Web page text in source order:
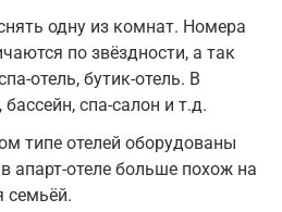
одну из комнат. Номера
по звёздности, а так
отель, бутик-отель. В
спа-салон и т.д.
типе отелей оборудованы
апарт-отеле больше похож на
семьёй.